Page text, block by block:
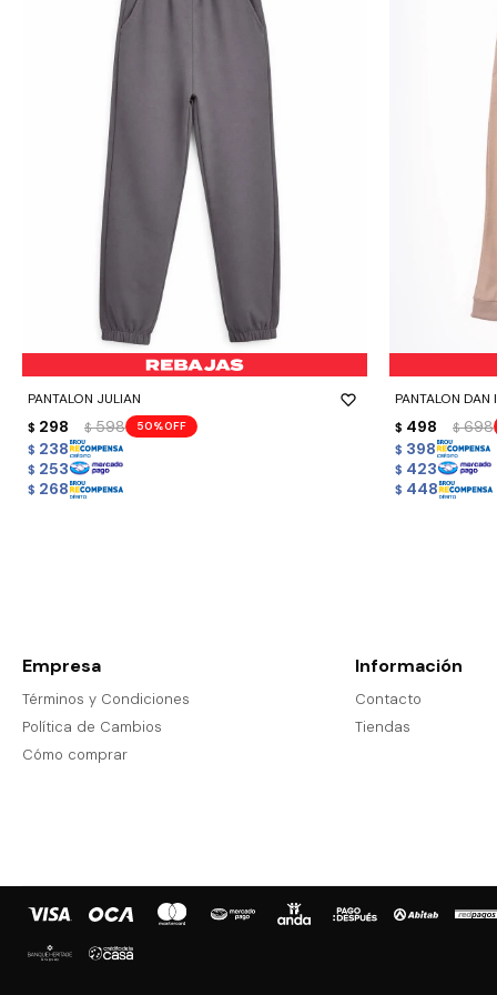
PANTALON JULIAN
$ 298 $ 598 50
$ 238
$ 253
$ 268
- +
PANTALON DAN
$ 498 $ 698
$ 398
$ 423
$ 448
- +
Empresa
Términos y Condiciones
Política de Cambios
Cómo comprar
Información
Contacto
Tiendas